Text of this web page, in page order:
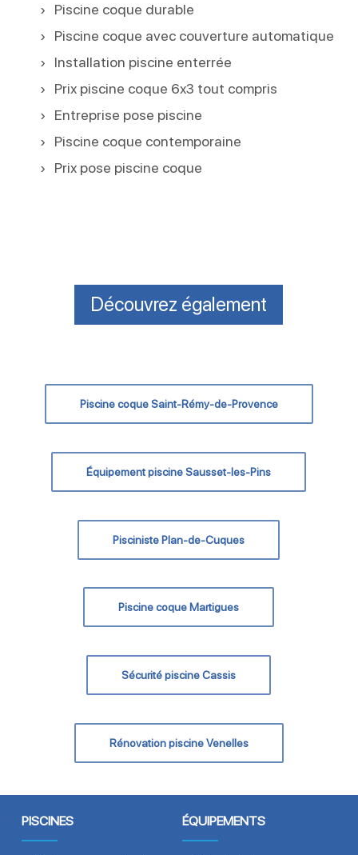
Piscine coque durable
Piscine coque avec couverture automatique
Installation piscine enterrée
Prix piscine coque 6x3 tout compris
Entreprise pose piscine
Piscine coque contemporaine
Prix pose piscine coque
Découvrez également
Piscine coque Saint-Rémy-de-Provence
Équipement piscine Sausset-les-Pins
Pisciniste Plan-de-Cuques
Piscine coque Martigues
Sécurité piscine Cassis
Rénovation piscine Venelles
PISCINES ÉQUIPEMENTS